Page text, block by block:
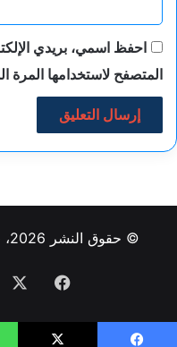
احفظ اسمي، بريدي
المتصفح لاستخدامها المرة
© حقوق النشر 2026، جميع الحقوق محفوظة |
فيسبوك